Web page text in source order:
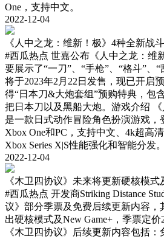
One，支持中文。
2022-12-04
《人中之龙：维新！极》4种全新战
#西瓜热点 世嘉公布《人中之龙：维
要展示了“一刀”、“手枪”、“格斗”、
将于2023年2月22日发售，现已开启
得“日本刀&大炮套组”预购特典，包
把日本刀以及黑船大炮。游戏介绍 《
是一款日式动作冒险角色扮演游戏，
Xbox One和PC，支持中文、4k超高
Xbox Series X|S性能强化和智能分发。
2022-12-04
《木卫四协议》未来将更新硬核模式
#西瓜热点 开发商Striking Distance
议》部分季票及免费后续更新内容，
出硬核模式及New Game+，季票定价
《木卫四协议》后续更新内容包括